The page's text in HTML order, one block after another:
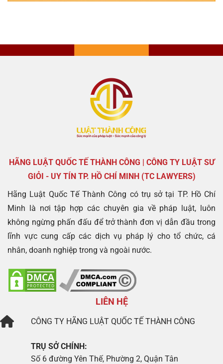
HÃNG LUẬT QUỐC TẾ THÀNH CÔNG | CÔNG TY LUẬT SƯ
GIỎI - UY TÍN TP. HỒ CHÍ MINH (TC LAWYERS)
Hãng Luật Quốc Tế Thành Công có trụ sở tại TP. Hồ Chí
Minh là nơi tập hợp các chuyên gia về pháp luật, luôn
không ngừng phấn đấu để trở thành đơn vị dẫn đầu trong
lĩnh vực cung cấp các dịch vụ pháp lý cho tổ chức, cá
nhân, doanh nghiệp trong và ngoài nước.
LIÊN HỆ
CÔNG TY HÃNG LUẬT QUỐC TẾ THÀNH CÔNG
TRỤ SỞ CHÍNH:
Số 6 đường Yên Thế, Phường 2, Quận Tân